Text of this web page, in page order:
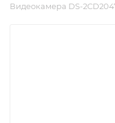
Видеокамера DS-